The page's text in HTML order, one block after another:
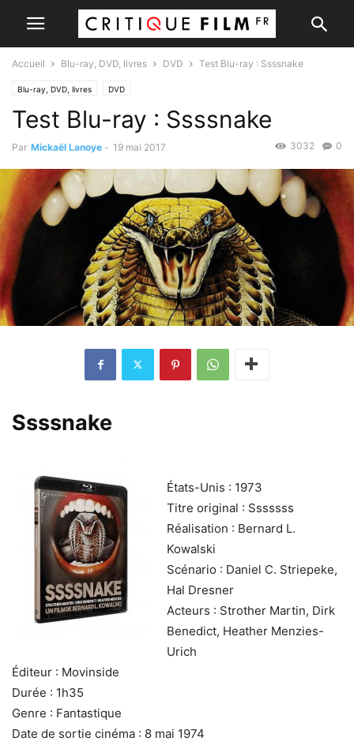
Accueil Blu-ray, DVD, livres DVD Test Blu-ray : Ssssnake
Blu-ray, DVD, livres DVD
Test Blu-ray : Ssssnake
Par Mickaël Lanoye - 19 mai 2017 0
3032
Ssssnake
États-Unis : 1973
Titre original : Sssssss
Réalisation : Bernard L.
Kowalski
Scénario : Daniel C. Striepeke,
Hal Dresner
Acteurs : Strother Martin, Dirk
Benedict, Heather Menzies-
Urich
Éditeur : Movinside
Durée : 1h35
Genre : Fantastique
Date de sortie cinéma : 8 mai 1974